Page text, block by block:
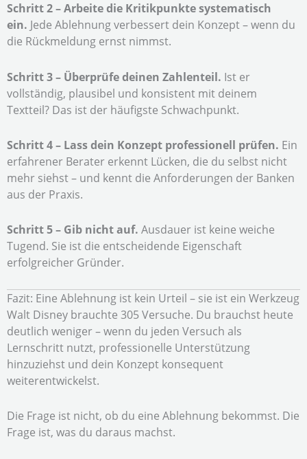
Schritt 2 – Arbeite die Kritikpunkte systematisch
ein. Jede Ablehnung verbessert dein Konzept – wenn du
die Rückmeldung ernst nimmst.
Schritt 3 – Überprüfe deinen Zahlenteil. Ist er
vollständig, plausibel und konsistent mit deinem
Textteil? Das ist der häufigste Schwachpunkt.
Schritt 4 – Lass dein Konzept professionell prüfen. Ein
erfahrener Berater erkennt Lücken, die du selbst nicht
mehr siehst – und kennt die Anforderungen der Banken
aus der Praxis.
Schritt 5 – Gib nicht auf. Ausdauer ist keine weiche
Tugend. Sie ist die entscheidende Eigenschaft
erfolgreicher Gründer.
Fazit: Eine Ablehnung ist kein Urteil – sie ist ein Werkzeug
Walt Disney brauchte 305 Versuche. Du brauchst heute
deutlich weniger – wenn du jeden Versuch als
Lernschritt nutzt, professionelle Unterstützung
hinzuziehst und dein Konzept konsequent
weiterentwickelst.
Die Frage ist nicht, ob du eine Ablehnung bekommst. Die
Frage ist, was du daraus machst.